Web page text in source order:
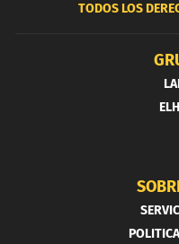
TODOS LOS